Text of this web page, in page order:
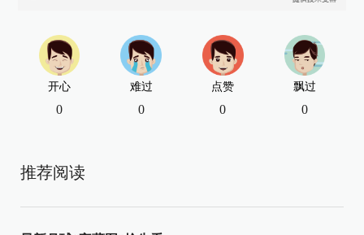
开心
0
难过
0
点赞
0
飘过
0
推荐阅读